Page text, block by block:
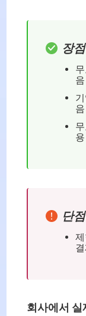
장
음
음
단
회사에서 실